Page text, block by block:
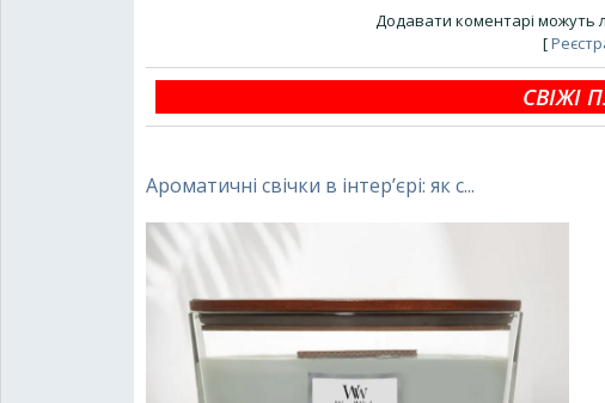
Додавати коментарі можуть
[
СВІЖІ
Ароматичні свічки в інтер’єрі: як с...